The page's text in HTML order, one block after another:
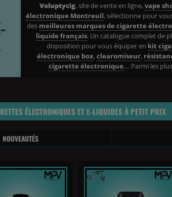
Voluptycig, site de vente en ligne,vape
électronique Montreuil, sélectionne pour
des meilleures marques de cigarette
liquide français. Un catalogue complet de
disposition pour vous équiper en kit
électronique box,clearomiseur,
cigarette électronique,... Parmi les
ÉLECTRONIQUES ET E-LIQUIDES À PETIT PRIX
NOUVEAUTÉS